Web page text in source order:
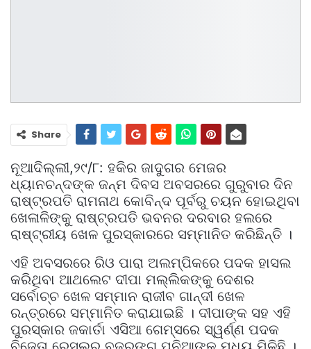
Share
ନୂଆଦିଲ୍ଲୀ,୨୯/୮: ହକିର ଜାଦୁଗର ମେଜର
ଧ୍ୟାନଚନ୍ଦଙ୍କ ଜନ୍ମ ଦିବସ ଅବସରରେ ଗୁରୁବାର ଦିନ
ରାଷ୍ଟ୍ରପତି ରାମନାଥ କୋବିନ୍ଦ ପୂର୍ବରୁ ଚୟନ ହୋଇଥିବା
ଖେଳାଳିଙ୍କୁ ରାଷ୍ଟ୍ରପତି ଭବନର ଦରବାର ହଲରେ
ରାଷ୍ଟ୍ରୀୟ ଖେଳ ପୁରସ୍କାରରେ ସମ୍ମାନିତ କରିଛିନ୍ତି ।
ଏହି ଅବସରରେ ରିଓ ପାରା ଅଲମ୍ପିକରେ ପଦକ ହାସଲ
କରିଥିବା ଆଥଲେଟ ଦୀପା ମଲ୍ଲିକଙ୍କୁ ଦେଶର
ସର୍ବୋଚ୍ଚ ଖେଳ ସମ୍ମାନ ରାଜୀବ ଗାନ୍ଦୀ ଖେଳ
ରନ୍ତ୍ରରେ ସମ୍ମାନିତ କରାଯାଇଛି । ଦୀପାଙ୍କ ସହ ଏହି
ପୁରସ୍କାର ଜକାର୍ତା ଏସିଆ ଗେମ୍ସରେ ସ୍ୱର୍ଣ୍ଣ ପଦକ